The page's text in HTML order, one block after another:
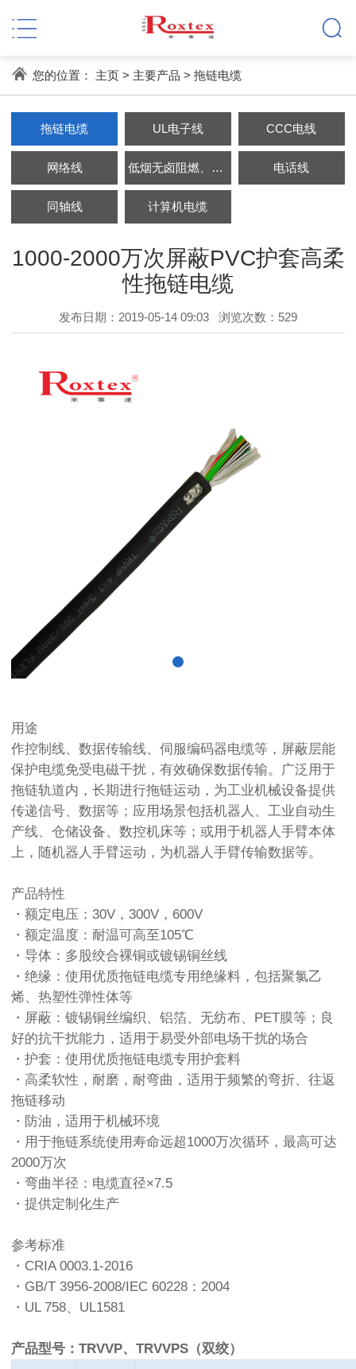
您的位置： 主页> 主要产品 > 拖链电缆
拖链电缆 UL电子线 CCC电线
网络线 低烟无卤阻燃、耐火电缆 电话线
同轴线 计算机电缆
1000-2000万次屏蔽PVC护套高柔
性拖链电缆
发布日期：2019-05-14 09:03 浏览次数： 529
用途
作控制线、数据传输线、伺服编码器电缆等，屏蔽层能
保护电缆免受电磁干扰，有效确保数据传输。广泛用于
拖链轨道内，长期进行拖链运动，为工业机械设备提供
传递信号、数据等；应用场景包括机器人、工业自动生
产线、仓储设备、数控机床等；或用于机器人手臂本体
上，随机器人手臂运动，为机器人手臂传输数据等。
产品特性
・额定电压：30V，300V，600V
・额定温度：耐温可高至105℃
・导体：多股绞合裸铜或镀锡铜丝线
・绝缘：使用优质拖链电缆专用绝缘料，包括聚氯乙
烯、热塑性弹性体等
・屏蔽：镀锡铜丝编织、铝箔、无纺布、PET膜等；良
好的抗干扰能力，适用于易受外部电场干扰的场合
・护套：使用优质拖链电缆专用护套料
・高柔软性，耐磨，耐弯曲，适用于频繁的弯折、往返
拖链移动
・防油，适用于机械环境
・用于拖链系统使用寿命远超1000万次循环，最高可达
2000万次
・弯曲半径：电缆直径×7.5
・提供定制化生产
参考标准
・CRIA 0003.1-2016
・GB/T 3956-2008/IEC 60228：2004
・UL 758、UL1581
产品型号：TRVVP、TRVVPS（双绞）